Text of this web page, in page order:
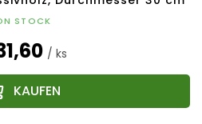
STOCK
/ ks